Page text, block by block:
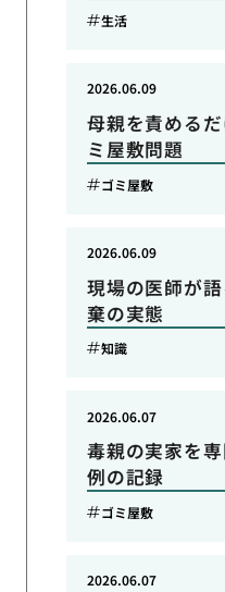
生活
母親を責める
ミ屋敷問題
2026.06.09
ゴミ屋敷
現場の医師が
棄の実態
2026.06.09
知識
毒親の実家を
例の記録
2026.06.07
ゴミ屋敷
2026.06.07